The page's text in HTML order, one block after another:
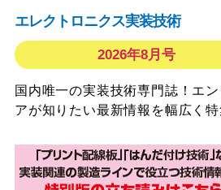
エレクトロニクス実装技術
2026年8月号
国内唯一の実装技術専門誌！エ
アが知りたい最新情報を幅広く特